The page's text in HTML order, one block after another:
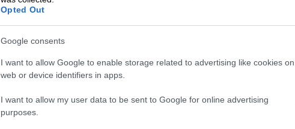
Opted Out
Google consents
I want to allow Google to enable storage related to advertising like cookies on
web or device identifiers in apps.
I want to allow my user data to be sent to Google for online advertising
purposes.